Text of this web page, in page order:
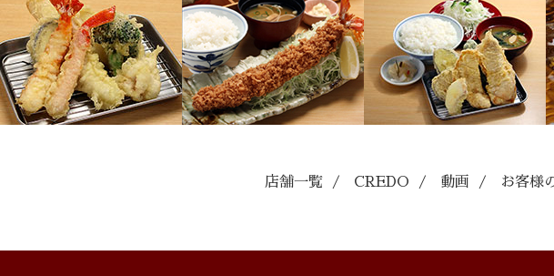
店舗一覧 / CREDO / 動画 / お客様